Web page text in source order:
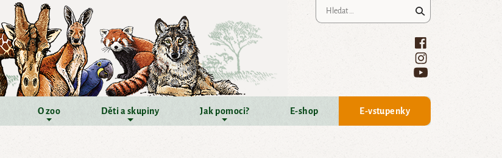
O zoo Děti a skupiny Jak pomoci? E-shop E-vstupenky